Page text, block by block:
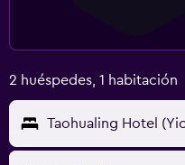
2 huéspedes, 1 habitación
Taohualing Hotel